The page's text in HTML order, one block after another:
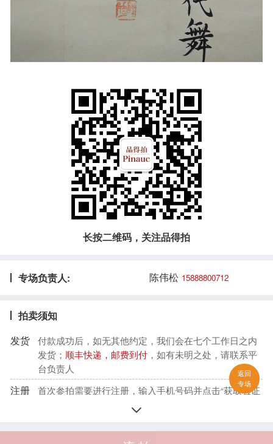
长按二维码，关注品得拍
专场负责人: 陈伟松 15888800712
拍卖须知
发货
付款成功后，如无其他约定，我们会在七个工作日之内
发货； 顺丰快递，邮费到付，如有未明之处，请联系平
台负责人
注册
首次参拍需要进行注册，输入手机号码并点击“获取验证
在专场开拍前的预展阶段或者开拍后，点开心仪拍品仔

返回
专场